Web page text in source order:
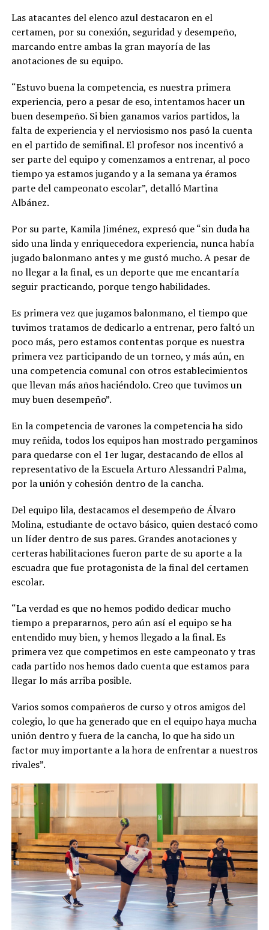
Las atacantes del elenco azul destacaron en el
certamen, por su conexión, seguridad y desempeño,
marcando entre ambas la gran mayoría de las
anotaciones de su equipo.
“Estuvo buena la competencia, es nuestra primera
experiencia, pero a pesar de eso, intentamos hacer un
buen desempeño. Si bien ganamos varios partidos, la
falta de experiencia y el nerviosismo nos pasó la cuenta
en el partido de semifinal. El profesor nos incentivó a
ser parte del equipo y comenzamos a entrenar, al poco
tiempo ya estamos jugando y a la semana ya éramos
parte del campeonato escolar”, detalló Martina
Albánez.
Por su parte, Kamila Jiménez, expresó que “sin duda ha
sido una linda y enriquecedora experiencia, nunca había
jugado balonmano antes y me gustó mucho. A pesar de
no llegar a la final, es un deporte que me encantaría
seguir practicando, porque tengo habilidades.
Es primera vez que jugamos balonmano, el tiempo que
tuvimos tratamos de dedicarlo a entrenar, pero faltó un
poco más, pero estamos contentas porque es nuestra
primera vez participando de un torneo, y más aún, en
una competencia comunal con otros establecimientos
que llevan más años haciéndolo. Creo que tuvimos un
muy buen desempeño”.
En la competencia de varones la competencia ha sido
muy reñida, todos los equipos han mostrado pergaminos
para quedarse con el 1er lugar, destacando de ellos al
representativo de la Escuela Arturo Alessandri Palma,
por la unión y cohesión dentro de la cancha.
Del equipo lila, destacamos el desempeño de Álvaro
Molina, estudiante de octavo básico, quien destacó como
un líder dentro de sus pares. Grandes anotaciones y
certeras habilitaciones fueron parte de su aporte a la
escuadra que fue protagonista de la final del certamen
escolar.
“La verdad es que no hemos podido dedicar mucho
tiempo a prepararnos, pero aún así el equipo se ha
entendido muy bien, y hemos llegado a la final. Es
primera vez que competimos en este campeonato y tras
cada partido nos hemos dado cuenta que estamos para
llegar lo más arriba posible.
Varios somos compañeros de curso y otros amigos del
colegio, lo que ha generado que en el equipo haya mucha
unión dentro y fuera de la cancha, lo que ha sido un
factor muy importante a la hora de enfrentar a nuestros
rivales”.